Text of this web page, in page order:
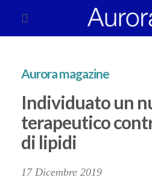
Aurora magazine
Individuato un
terapeutico
di lipidi
17 Dicembre 2019